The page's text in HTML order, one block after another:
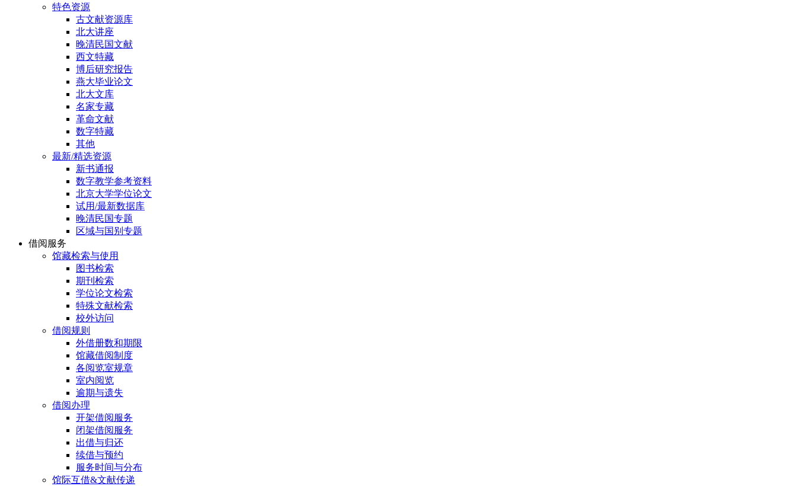
特色资源
古文献资源库
北大讲座
晚清民国文献
西文特藏
博后研究报告
燕大毕业论文
北大文库
名家专藏
革命文献
数字特藏
其他
最新/精选资源
新书通报
数字教学参考资料
北京大学学位论文
试用/最新数据库
晚清民国专题
区域与国别专题
借阅服务
馆藏检索与使用
图书检索
期刊检索
学位论文检索
特殊文献检索
校外访问
借阅规则
外借册数和期限
馆藏借阅制度
各阅览室规章
室内阅览
逾期与遗失
借阅办理
开架借阅服务
闭架借阅服务
出借与归还
续借与预约
服务时间与分布
馆际互借&文献传递